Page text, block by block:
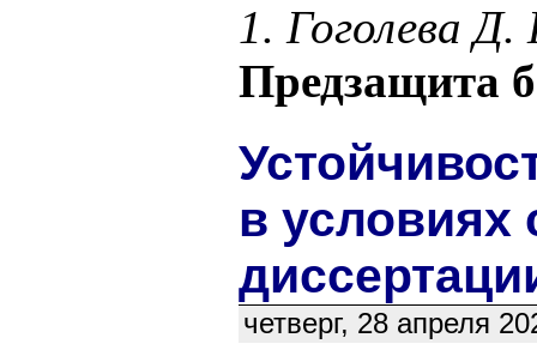
1. Гоголева
Предзащита
в условиях
четверг, 28 апреля